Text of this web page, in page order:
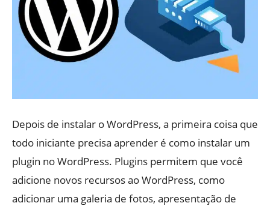
Depois de instalar o WordPress, a primeira coisa que
todo iniciante precisa aprender é como instalar um
plugin no WordPress. Plugins permitem que você
adicione novos recursos ao WordPress, como
adicionar uma galeria de fotos, apresentação de